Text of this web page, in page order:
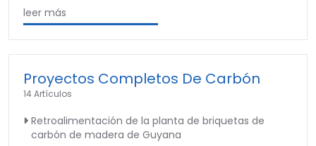
leer más
Proyectos Completos De Carbón
14 Artículos
Retroalimentación de la planta de briquetas de
carbón de madera de Guyana